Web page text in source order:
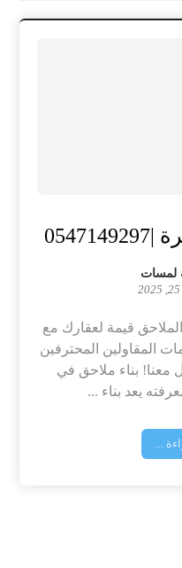
لمسات
قيمة لعقارك مع
المقاولين المحترفين
معنا! بناء ملاحق في
يعد بناء ...
...